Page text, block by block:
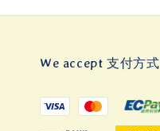
We accept 支付方式